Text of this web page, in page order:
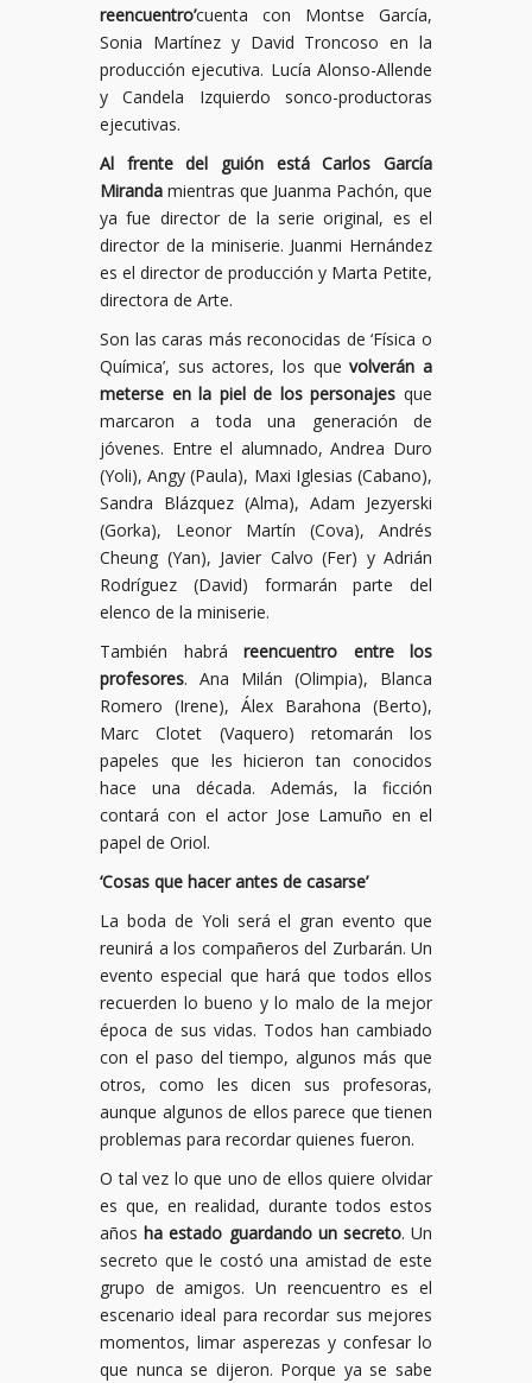
reencuentro’cuenta con Montse García,
Sonia Martínez y David Troncoso en la
producción ejecutiva. Lucía Alonso-Allende
y Candela Izquierdo sonco-productoras
ejecutivas.
Al frente del guión está Carlos García
Miranda mientras que Juanma Pachón, que
ya fue director de la serie original, es el
director de la miniserie. Juanmi Hernández
es el director de producción y Marta Petite,
directora de Arte.
Son las caras más reconocidas de ‘Física o
Química’, sus actores, los quevolverán a
meterse en la piel de los personajes que
marcaron a toda una generación de
jóvenes. Entre el alumnado, Andrea Duro
(Yoli), Angy (Paula), Maxi Iglesias (Cabano),
Sandra Blázquez (Alma), Adam Jezyerski
(Gorka), Leonor Martín (Cova), Andrés
Cheung (Yan), Javier Calvo (Fer) y Adrián
Rodríguez (David) formarán parte del
elenco de la miniserie.
También habrá reencuentro entre los
profesores. Ana Milán (Olimpia), Blanca
Romero (Irene), Álex Barahona (Berto),
Marc Clotet (Vaquero) retomarán los
papeles que les hicieron tan conocidos
hace una década. Además, la ficción
contará con el actor Jose Lamuño en el
papel de Oriol.
‘Cosas que hacer antes de casarse’
La boda de Yoli será el gran evento que
reunirá a los compañeros del Zurbarán. Un
evento especial que hará que todos ellos
recuerden lo bueno y lo malo de la mejor
época de sus vidas. Todos han cambiado
con el paso del tiempo, algunos más que
otros, como les dicen sus profesoras,
aunque algunos de ellos parece que tienen
problemas para recordar quienes fueron.
O tal vez lo que uno de ellos quiere olvidar
es que, en realidad, durante todos estos
añosha estado guardando un secreto. Un
secreto que le costó una amistad de este
grupo de amigos. Un reencuentro es el
escenario ideal para recordar sus mejores
momentos, limar asperezas y confesar lo
que nunca se dijeron. Porque ya se sabe